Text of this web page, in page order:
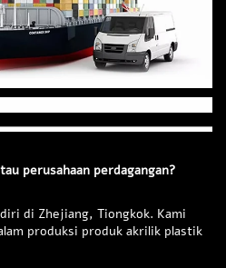
perusahaan perdagangan?
di Zhejiang, Tiongkok. Kami
produksi produk akrilik plastik